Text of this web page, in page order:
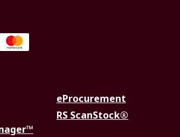
eProcurement
RS ScanStock®